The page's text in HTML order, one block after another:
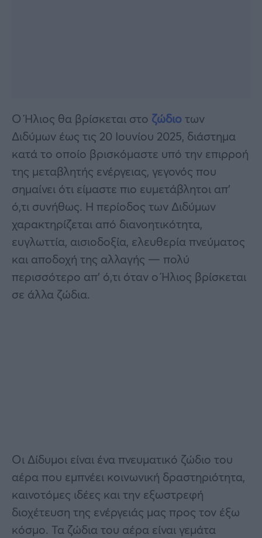
Ο Ήλιος θα βρίσκεται στο ζώδιο των
Διδύμων έως τις 20 Ιουνίου 2025, διάστημα
κατά το οποίο βρισκόμαστε υπό την επιρροή
της μεταβλητής ενέργειας, γεγονός που
σημαίνει ότι είμαστε πιο ευμετάβλητοι απ’
ό,τι συνήθως. Η περίοδος των Διδύμων
χαρακτηρίζεται από διανοητικότητα,
ευγλωττία, αισιοδοξία, ελευθερία πνεύματος
και αποδοχή της αλλαγής — πολύ
περισσότερο απ’ ό,τι όταν ο Ήλιος βρίσκεται
σε άλλα ζώδια.
Οι Δίδυμοι είναι ένα πνευματικό ζώδιο του
αέρα που εμπνέει κοινωνική δραστηριότητα,
καινοτόμες ιδέες και την εξωστρεφή
διοχέτευση της ενέργειάς μας προς τον έξω
κόσμο. Τα ζώδια του αέρα είναι γεμάτα